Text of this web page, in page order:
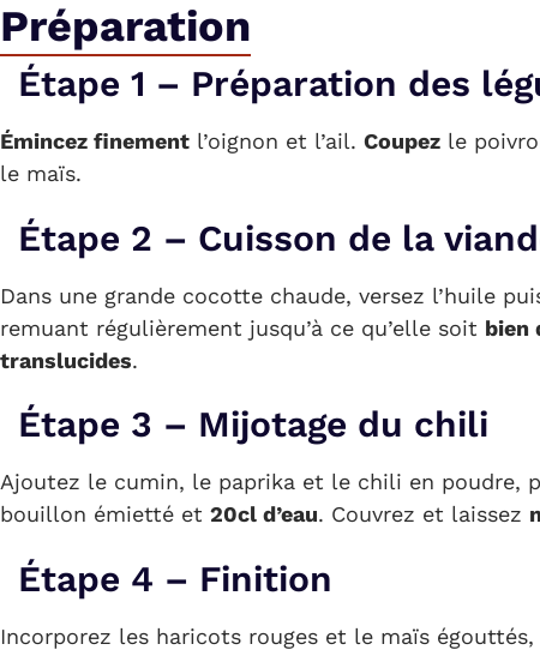
Préparation
Étape 1 – Préparation des
Émincez finement l’oignon et l’ail. Coupez le
le maïs.
Étape 2 – Cuisson de la
Dans une grande cocotte chaude, versez l’huile
remuant régulièrement jusqu’à ce qu’elle soit bien
translucides.
Étape 3 – Mijotage du chili
Ajoutez le cumin, le paprika et le chili en poudre,
bouillon émietté et 20cl d’eau. Couvrez et laissez
Étape 4 – Finition
Incorporez les haricots rouges et le maïs